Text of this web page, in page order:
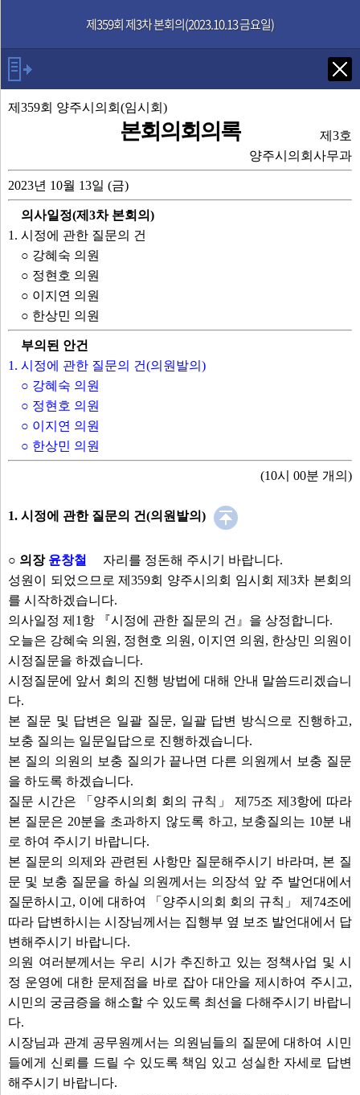
제359회 제3차 본회의(2023.10.13 금요일)
Tab키로 다음 검색
의장 윤창철
강혜숙 의원
시장
청소행정과장
정현호 의원
농촌자원과장
자족도시조성과장
이지연 의원
대중교통과장
최수연 의원
도시재생과장
일자리경제과장
문화관광과장
기후에너지과장
교육체육과장
한상민 의원
발언보기 선택취소
안건
1. 시정에 관한 질문의 건(의원발의)
○ 정현호 의원
○ 이지연 의원
○ 한상민 의원
안건보기 선택취소
제359회 양주시의회(임시회)
본회의회의록
제3호
양주시의회사무과
2023년 10월 13일 (금)
의사일정(제3차 본회의)
1. 시정에 관한 질문의 건
○ 강혜숙 의원
○ 정현호 의원
○ 이지연 의원
○ 한상민 의원
부의된 안건
1. 시정에 관한 질문의 건(의원발의)
○ 강혜숙 의원
○ 정현호 의원
○ 이지연 의원
○ 한상민 의원
(10시 00분 개의)
1. 시정에 관한 질문의 건(의원발의)
○ 의장 윤창철
자리를 정돈해 주시기 바랍니다.
성원이 되었으므로 제359회 양주시의회 임시회 제3차 본회의
를 시작하겠습니다.
의사일정 제1항 『시정에 관한 질문의 건』을 상정합니다.
오늘은 강혜숙 의원, 정현호 의원, 이지연 의원, 한상민 의원이
시정질문을 하겠습니다.
시정질문에 앞서 회의 진행 방법에 대해 안내 말씀드리겠습니
다.
본 질문 및 답변은 일괄 질문, 일괄 답변 방식으로 진행하고,
보충 질의는 일문일답으로 진행하겠습니다.
본 질의 의원의 보충 질의가 끝나면 다른 의원께서 보충 질문
을 하도록 하겠습니다.
질문 시간은 「양주시의회 회의 규칙」 제75조 제3항에 따라
본 질문은 20분을 초과하지 않도록 하고, 보충질의는 10분 내
로 하여 주시기 바랍니다.
본 질문의 의제와 관련된 사항만 질문해주시기 바라며, 본 질
문 및 보충 질문을 하실 의원께서는 의장석 앞 주 발언대에서
질문하시고, 이에 대하여 「양주시의회 회의 규칙」 제74조에
따라 답변하시는 시장님께서는 집행부 옆 보조 발언대에서 답
변해주시기 바랍니다.
의원 여러분께서는 우리 시가 추진하고 있는 정책사업 및 시
정 운영에 대한 문제점을 바로 잡아 대안을 제시하여 주시고,
시민의 궁금증을 해소할 수 있도록 최선을 다해주시기 바랍니
다.
시장님과 관계 공무원께서는 의원님들의 질문에 대하여 시민
들에게 신뢰를 드릴 수 있도록 책임 있고 성실한 자세로 답변
해주시기 바랍니다.